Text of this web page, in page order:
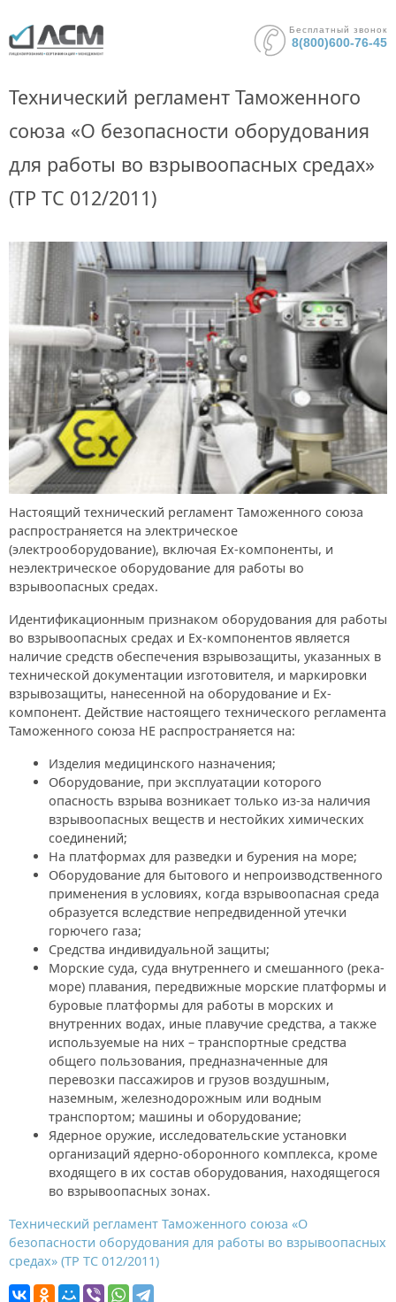
Бесплатный звонок
8(800)600-76-45
Технический регламент Таможенного
союза «О безопасности оборудования
для работы во взрывоопасных средах»
(ТР ТС 012/2011)
Настоящий технический регламент Таможенного союза
распространяется на электрическое
(электрооборудование), включая Ех-компоненты, и
неэлектрическое оборудование для работы во
взрывоопасных средах.
Идентификационным признаком оборудования для работы
во взрывоопасных средах и Ех-компонентов является
наличие средств обеспечения взрывозащиты, указанных в
технической документации изготовителя, и маркировки
взрывозащиты, нанесенной на оборудование и Ех-
компонент. Действие настоящего технического регламента
Таможенного союза НЕ распространяется на:
Изделия медицинского назначения;
Оборудование, при эксплуатации которого
опасность взрыва возникает только из-за наличия
взрывоопасных веществ и нестойких химических
соединений;
На платформах для разведки и бурения на море;
Оборудование для бытового и непроизводственного
применения в условиях, когда взрывоопасная среда
образуется вследствие непредвиденной утечки
горючего газа;
Средства индивидуальной защиты;
Морские суда, суда внутреннего и смешанного (река-
море) плавания, передвижные морские платформы и
буровые платформы для работы в морских и
внутренних водах, иные плавучие средства, а также
используемые на них – транспортные средства
общего пользования, предназначенные для
перевозки пассажиров и грузов воздушным,
наземным, железнодорожным или водным
транспортом; машины и оборудование;
Ядерное оружие, исследовательские установки
организаций ядерно-оборонного комплекса, кроме
входящего в их состав оборудования, находящегося
во взрывоопасных зонах.
Технический регламент Таможенного союза «О
безопасности оборудования для работы во взрывоопасных
средах» (ТР ТС 012/2011)